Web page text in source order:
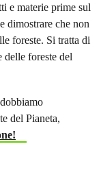
e materie prime sul
dimostrare che non
foreste. Si tratta di
delle foreste del
del Pianeta,